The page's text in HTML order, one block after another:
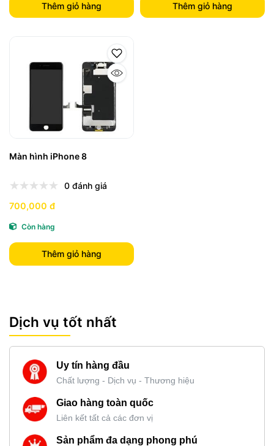
Thêm giỏ hàng Thêm giỏ hàng
Màn hình iPhone 8
0 đánh giá
700,000 đ
Còn hàng
Thêm giỏ hàng
Dịch vụ tốt nhất
Uy tín hàng đầu
Chất lượng - Dịch vụ - Thương hiệu
Giao hàng toàn quốc
Liên kết tất cả các đơn vị
Sản phẩm đa dạng phong phú